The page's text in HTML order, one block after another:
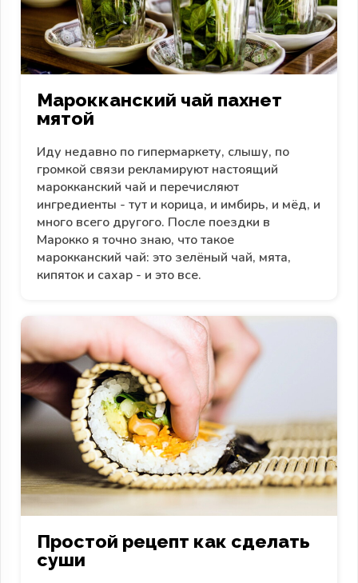
Марокканский чай пахнет
мятой
Иду недавно по гипермаркету, слышу, по
громкой связи рекламируют настоящий
марокканский чай и перечисляют
ингредиенты - тут и корица, и имбирь, и мёд, и
много всего другого. После поездки в
Марокко я точно знаю, что такое
марокканский чай: это зелёный чай, мята,
кипяток и сахар - и это все.
Простой рецепт как сделать
суши